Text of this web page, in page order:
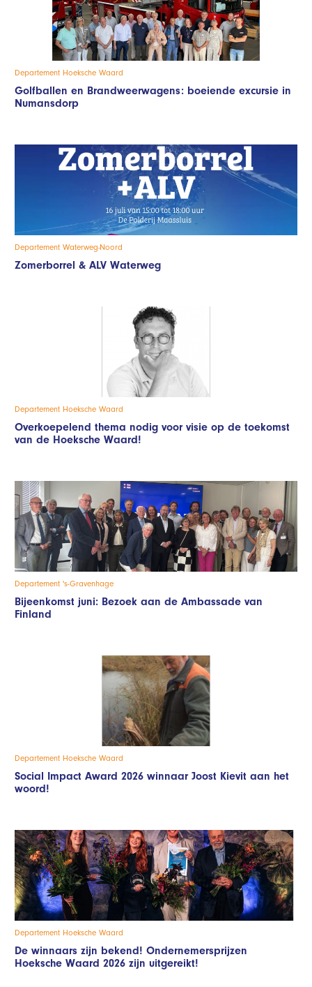
Departement Hoeksche Waard
Golfballen en Brandweerwagens: boeiende excursie in
Numansdorp
Departement Waterweg-Noord
Zomerborrel & ALV Waterweg
Departement Hoeksche Waard
Overkoepelend thema nodig voor visie op de toekomst
van de Hoeksche Waard!
Departement 's-Gravenhage
Bijeenkomst juni: Bezoek aan de Ambassade van
Finland
Departement Hoeksche Waard
Social Impact Award 2026 winnaar Joost Kievit aan het
woord!
Departement Hoeksche Waard
De winnaars zijn bekend! Ondernemersprijzen
Hoeksche Waard 2026 zijn uitgereikt!